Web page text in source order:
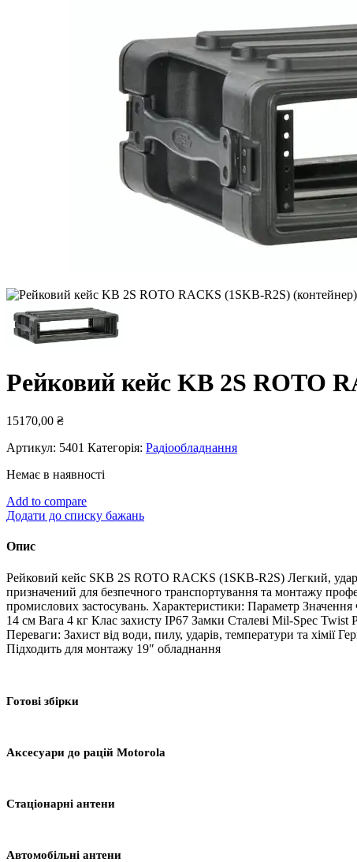
Рейковий кейс KB 2S ROTO
15170,00 ₴
Артикул: 5401 Категорія: Радіообладнання
Немає в наявності
Add to compare
Додати до списку бажань
Опис
Рейковий кейс SKB 2S ROTO RACKS (1SKB-R2S) Легкий,
призначений для безпечного транспортування та монтажу
промислових застосувань. Характеристики: Параметр
14 см Вага 4 кг Клас захисту IP67 Замки Сталеві Mil-Spec
Переваги: Захист від води, пилу, ударів, температури та
Підходить для монтажу 19″ обладнання
Готові збірки
Аксесуари до рацій Motorola
Стаціонарні антени
Автомобільні антени